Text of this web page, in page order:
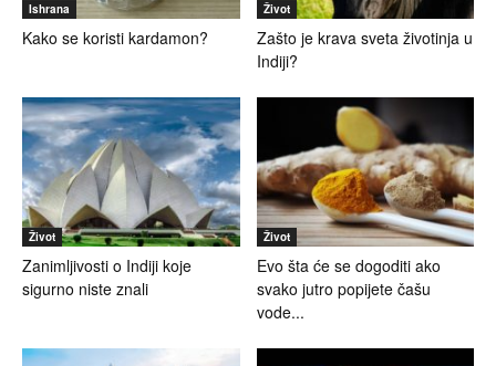
Ishrana
Kako se koristi kardamon?
Život
Zašto je krava sveta životinja u
Indiji?
Život
Zanimljivosti o Indiji koje
sigurno niste znali
Život
Evo šta će se dogoditi ako
svako jutro popijete čašu
vode...